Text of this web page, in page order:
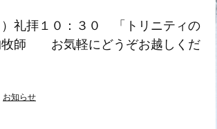
）礼拝１０：３０ 「トリニティの
師 お気軽にどうぞお越しくだ
お知らせ